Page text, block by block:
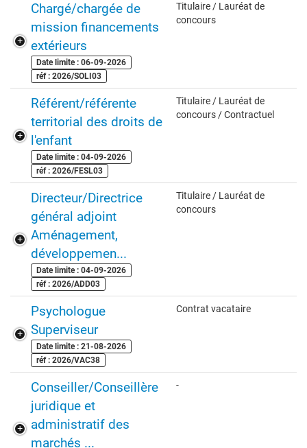
Chargé/chargée de
mission financements
extérieurs
Date limite : 06-09-2026
réf : 2026/SOLI03
Titulaire / Lauréat de
concours
Référent/référente
territorial des droits de
l'enfant
Date limite : 04-09-2026
réf : 2026/FESL03
Titulaire / Lauréat de
concours / Contractuel
Directeur/Directrice
général adjoint
Aménagement,
développemen...
Date limite : 04-09-2026
réf : 2026/ADD03
Titulaire / Lauréat de
concours
Psychologue
Superviseur
Date limite : 21-08-2026
réf : 2026/VAC38
Contrat vacataire
Conseiller/Conseillère
juridique et
administratif des
marchés ...
-